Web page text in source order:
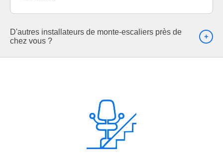
D'autres installateurs de monte-escaliers près de
chez vous ?